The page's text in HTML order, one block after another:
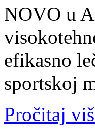
NOVO u
efikasno
sportskoj
Pročitaj